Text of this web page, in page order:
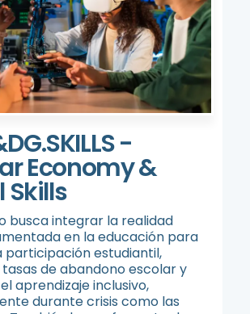
-
Economy &
Skills
busca integrar la realidad
en la educación para
participación estudiantil,
de abandono escolar y
aprendizaje inclusivo,
durante crisis como las